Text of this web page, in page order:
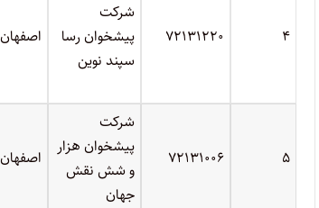
۴ ۷۲۱۳۱۲۲۰
شرکت
پیشخوان رسا
سپند نوین
اصفهان
۵ ۷۲۱۳۱۰۰۶
شرکت
پیشخوان هزار
و شش نقش
جهان
اصفهان